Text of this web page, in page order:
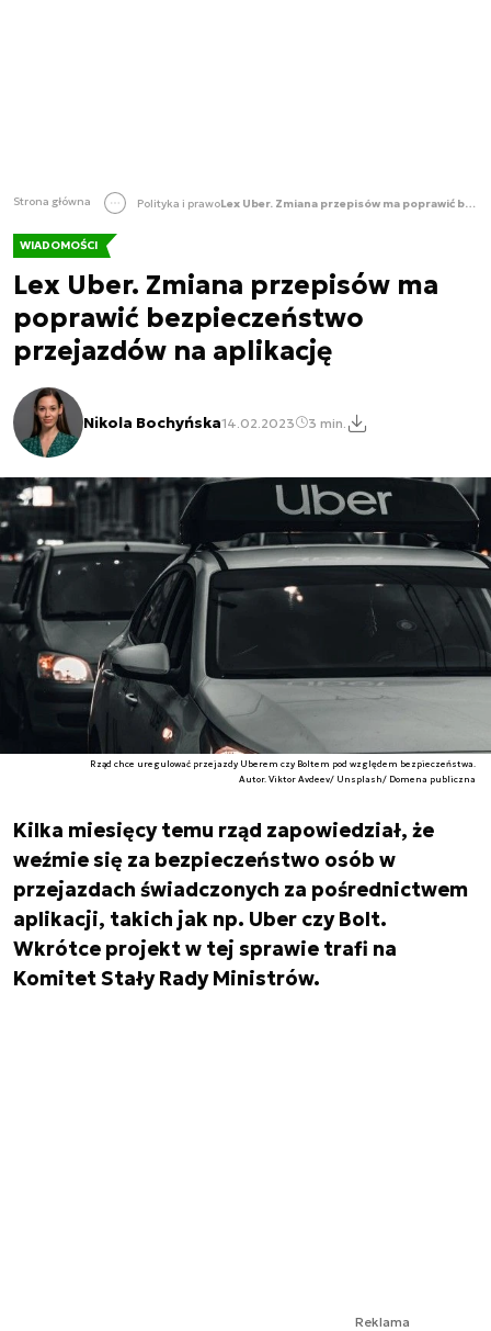
Strona główna Polityka i prawo Lex Uber. Zmiana przepisów ma poprawić bezpieczeństwo przejazdów na aplikację
WIADOMOŚCI
Lex Uber. Zmiana przepisów ma
poprawić bezpieczeństwo
przejazdów na aplikację
Nikola Bochyńska14.02.2023 3 min.
Rząd chce uregulować przejazdy Uberem czy Boltem pod względem bezpieczeństwa.
Autor. Viktor Avdeev/ Unsplash/ Domena publiczna
Kilka miesięcy temu rząd zapowiedział, że
weźmie się za bezpieczeństwo osób w
przejazdach świadczonych za pośrednictwem
aplikacji, takich jak np. Uber czy Bolt.
Wkrótce projekt w tej sprawie trafi na
Komitet Stały Rady Ministrów.
Reklama